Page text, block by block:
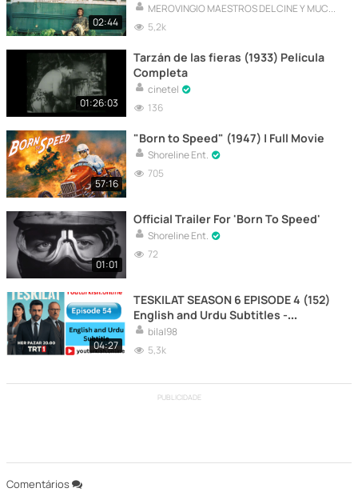
Comentários
02:44
MEROVINGIO MAESTROS DEL CINE Y MUCHO MAS
5,2k
01:26:03
Tarzán de las fieras (1933) Película
Completa
cinetel
136
57:16
"Born to Speed" (1947) | Full Movie
Shoreline Ent.
705
01:01
Official Trailer For 'Born To Speed'
Shoreline Ent.
72
04:27
TESKILAT SEASON 6 EPISODE 4 (152)
English and Urdu Subtitles -
youturkish
bilal98
5,3k
PUBLICIDADE